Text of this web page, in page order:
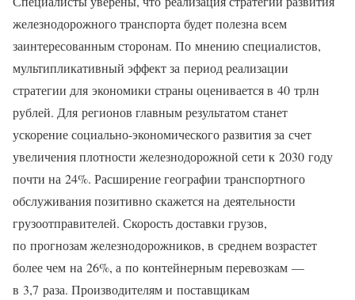
железнодорожного транспорта будет полезна всем
заинтересованным сторонам. По мнению специалистов,
мультипликативный эффект за период реализации
стратегии для экономики страны оценивается в 40 трлн
рублей. Для регионов главным результатом станет
ускорение социально-экономического развития за счет
увеличения плотности железнодорожной сети к 2030 году
почти на 24%. Расширение географии транспортного
обслуживания позитивно скажется на деятельности
грузоотправителей. Скорость доставки грузов,
по прогнозам железнодорожников, в среднем возрастет
более чем на 26%, а по контейнерным перевозкам —
в 3,7 раза. Производителям и поставщикам